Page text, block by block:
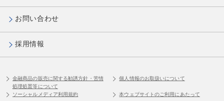
お問い合わせ
採用情報
金融商品の販売に関する勧誘方針・苦情
処理処置等について
個人情報のお取扱いについて
ソーシャルメディア利用規約
本ウェブサイトのご利用にあたって